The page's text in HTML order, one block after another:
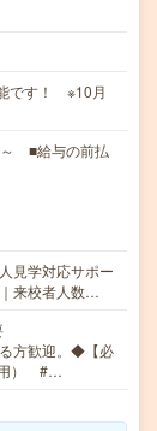
です！ ※10月
■給与の前払
見学対応サポー
来校者人数…
方歓迎。◆【必
用） #…